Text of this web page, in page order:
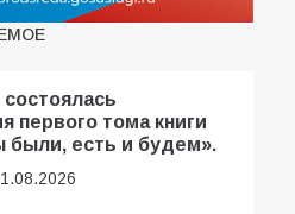
первого тома книги
были, есть и будем».